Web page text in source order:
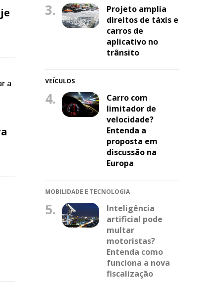
a
3.
Projeto amplia
direitos de táxis e
carros de
aplicativo no
trânsito
VEÍCULOS
4.
Carro com
limitador de
velocidade?
Entenda a
proposta em
discussão na
Europa
MOBILIDADE E TECNOLOGIA
5.
Inteligência
artificial pode
multar
motoristas?
Entenda como
funciona a nova
fiscalização